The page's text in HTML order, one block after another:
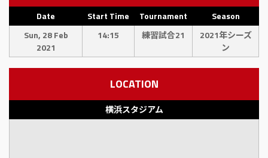
Date Start Time Tournament
Season
Sun, 28 Feb
2021
14:15 練習試合21
2021年シーズ
ン
LOCATION
横浜スタジアム